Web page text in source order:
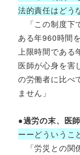
法的責任はどう
「この制度下
ある年960時間
上限時間である
医師が心身を害
の労働者に比べ
ません」
●過労の末、医
ーーどういうこ
「労災との関